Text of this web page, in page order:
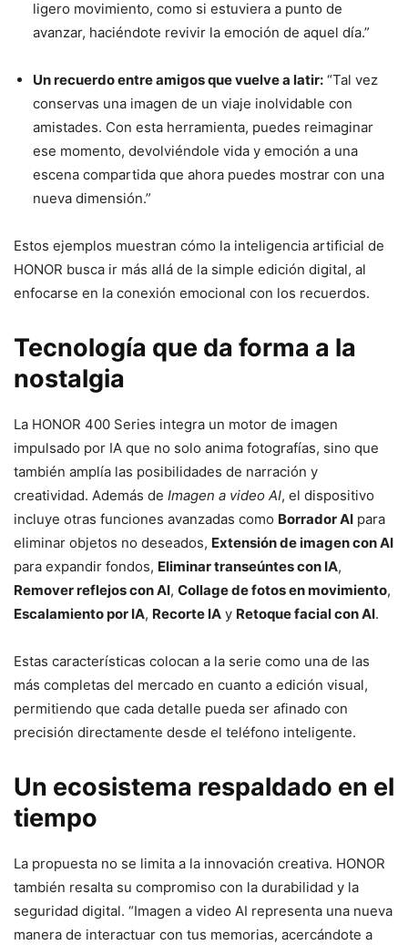
ligero movimiento, como si estuviera a punto de
avanzar, haciéndote revivir la emoción de aquel día.”
Un recuerdo entre amigos que vuelve a latir: “Tal vez
conservas una imagen de un viaje inolvidable con
amistades. Con esta herramienta, puedes reimaginar
ese momento, devolviéndole vida y emoción a una
escena compartida que ahora puedes mostrar con una
nueva dimensión.”
Estos ejemplos muestran cómo la inteligencia artificial de
HONOR busca ir más allá de la simple edición digital, al
enfocarse en la conexión emocional con los recuerdos.
Tecnología que da forma a la
nostalgia
La HONOR 400 Series integra un motor de imagen
impulsado por IA que no solo anima fotografías, sino que
también amplía las posibilidades de narración y
creatividad. Además de Imagen a video AI, el dispositivo
incluye otras funciones avanzadas como Borrador AI para
eliminar objetos no deseados, Extensión de imagen con AI
para expandir fondos, Eliminar transeúntes con IA,
Remover reflejos con AI, Collage de fotos en movimiento,
Escalamiento por IA, Recorte IA y Retoque facial con AI.
Estas características colocan a la serie como una de las
más completas del mercado en cuanto a edición visual,
permitiendo que cada detalle pueda ser afinado con
precisión directamente desde el teléfono inteligente.
Un ecosistema respaldado en el
tiempo
La propuesta no se limita a la innovación creativa. HONOR
también resalta su compromiso con la durabilidad y la
seguridad digital. “Imagen a video AI representa una nueva
manera de interactuar con tus memorias, acercándote a